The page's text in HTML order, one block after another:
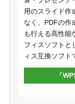
用のスライド作
なく、PDFの作
も行える高性能
フィスソフトと
ィス互換ソフト
「